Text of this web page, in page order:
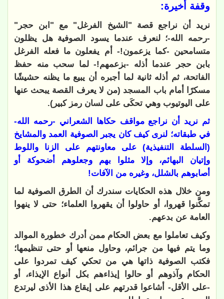
وقفة أخيرة:
نريد أن نراجع قصة "الشيخ الفرغل" مع "ابن حجر"
-رحمه الله-؛ لنعرف عندما يسود الصوفية هل يظلون
متسامحين -كما يزعمون!- أم يفعلون ما فعله الفرغل
بابن حجر عندما أذله -بزعمهم!- لما سحب منه حفظ
الفاتحة، ثم أذله ثانية لما أجبره أن يبيع ما يظنه حشيشًا
مسكرًا أمام باب المسجد (من لا يعرف القصة يبحث عنها
على اليوتيوب وهي تحكَى على لسان رمز كبير).
ثم نريد أن نراجع مواقف حكاها الشعراني -رحمه الله-
في طبقاته؛ لنرى كيف كان يجبر الصوفية العمد والمشايخ
(السلطة التنفيذية) على معاونتهم على الزنا واللوط
وإتيان البهائم، وإلا مثلوا بهم وجعلوهم أضحوكة أو
أصابوهم بالشلل، وغيره من الآفات!
ومن خلال هذه الحكايات سندرك أن الطرق الصوفية لما
تمكَّنوا قهروا، أو حاولوا أن يقهروا العلماء؛ حتى لا ينهوا
العامة عن بدعهم.
وكيف تعاملوا مع بعض الحكام ممن أدرك خطورة الموالد
وما يتم فيها من جرائم، وحاول منعها أو حتى تنظيمها؛
فكتب الصوفية ذاتها هي من تحكي كيف تمردوا على
الحكام وآذوهم أو حالوا إيذاءهم بكل أنواع الإيذاء، أو
-على الأقل- أشاعوا قدرتهم على إيقاع هذا الأذى ليرتدع